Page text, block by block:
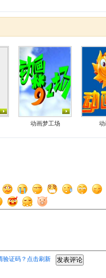
动画梦工场 动
验证码？点击刷新